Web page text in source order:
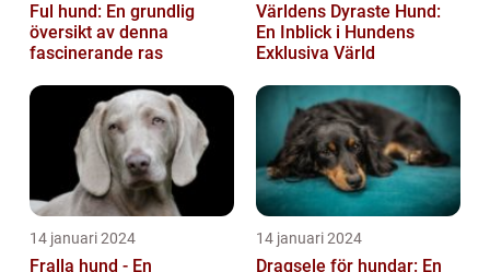
Ful hund: En grundlig
översikt av denna
fascinerande ras
Världens Dyraste Hund:
En Inblick i Hundens
Exklusiva Värld
14 januari 2024
Fralla hund - En
14 januari 2024
Dragsele för hundar: En